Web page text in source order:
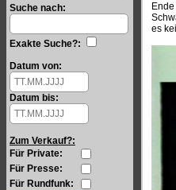
Suche nach:
Exakte Suche?:
Datum von:
Datum bis:
Zum Verkauf?:
Für Private:
Für Presse:
Für Rundfunk:
es